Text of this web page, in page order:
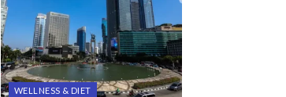
WELLNESS & DIET